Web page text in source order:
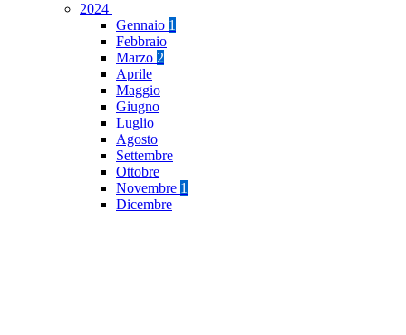
2024
Gennaio 1
Febbraio
Marzo 2
Aprile
Maggio
Giugno
Luglio
Agosto
Settembre
Ottobre
Novembre 1
Dicembre